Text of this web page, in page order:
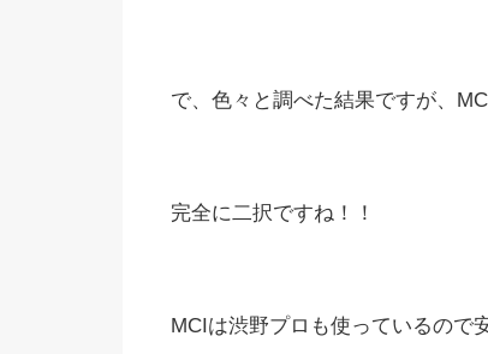
で、色々と調べた結果ですが、
完全に二択ですね！！
MCIは渋野プロも使っているので